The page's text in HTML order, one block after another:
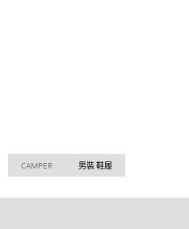
CAMPER 男裝 鞋履